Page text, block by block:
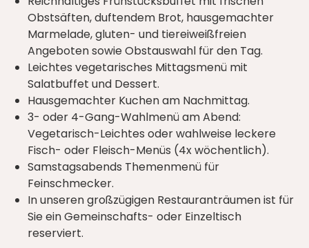
Obstsäften, duftendem Brot, hausgemachter
Marmelade, gluten- und tiereiweißfreien
Angeboten sowie Obstauswahl für den Tag.
Leichtes vegetarisches Mittagsmenü mit
Salatbuffet und Dessert.
Hausgemachter Kuchen am Nachmittag.
3- oder 4-Gang-Wahlmenü am Abend:
Vegetarisch-Leichtes oder wahlweise leckere
Fisch- oder Fleisch-Menüs (4x wöchentlich).
Samstagsabends Themenmenü für
Feinschmecker.
In unseren großzügigen Restauranträumen ist für
Sie ein Gemeinschafts- oder Einzeltisch
reserviert.